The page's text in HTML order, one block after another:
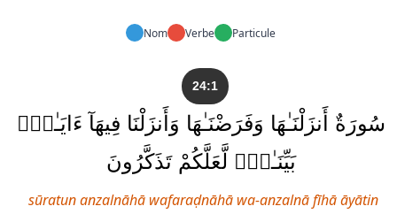
Nom Verbe Particule
24:1
سُورَةٌ أَنزَلْنَـٰهَا وَفَرَضْنَـٰهَا وَأَنزَلْنَا فِيهَآ ءَايَـٰتٍۭ
بَيِّنَـٰتٍۢ لَّعَلَّكُمْ تَذَكَّرُونَ
sūratun anzalnāhā wafaraḍnāhā wa-anzalnā fīhā āyātin